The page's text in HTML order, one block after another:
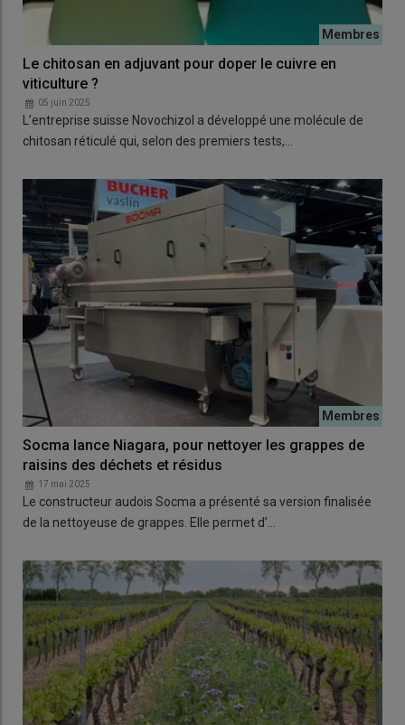
Le chitosan en adjuvant pour doper le cuivre en
viticulture ?
05 juin 2025
L’entreprise suisse Novochizol a développé une molécule de
chitosan réticulé qui, selon des premiers tests,…
Socma lance Niagara, pour nettoyer les grappes de
raisins des déchets et résidus
17 mai 2025
Le constructeur audois Socma a présenté sa version finalisée
de la nettoyeuse de grappes. Elle permet d’…